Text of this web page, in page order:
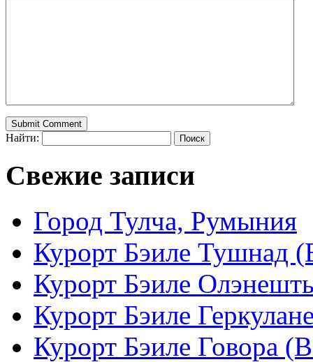
Найти:
Свежие записи
Город Тулча, Румыния
Курорт Бэиле Тушнад
Курорт Бэиле
Курорт Бэиле
Курорт Бэиле Говора